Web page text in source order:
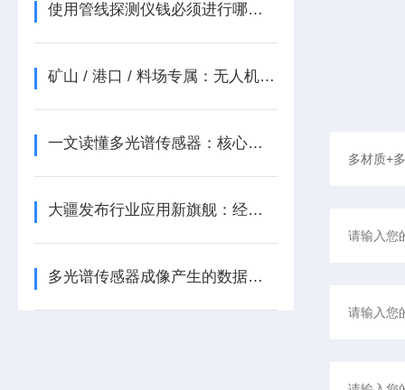
使用管线探测仪钱必须进行哪些常规检查？
矿山 / 港口 / 料场专属：无人机激光雷达堆体体积重量智能测量方案
一文读懂多光谱传感器：核心架构、关键技术与应用
大疆发布行业应用新旗舰：经纬 M300 RTK 及禅思 H20 系列
多光谱传感器成像产生的数据有如下几点好处